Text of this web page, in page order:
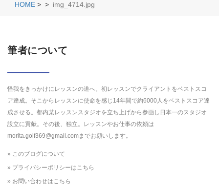
HOME > > img_4714.jpg
筆者について
怪我をきっかけにレッスンの道へ。初レッスンでクライアントをベストスコ
ア達成。そこからレッスンに使命を感じ14年間で約6000人をベストスコア達
成させる。都内某レッスンスタジオを立ち上げから参画し日本一のスタジオ
設立に貢献。その後、独立。レッスンやお仕事の依頼は
morita.golf369@gmail.comまでお願いします。
» このブログについて
» プライバシーポリシーはこちら
» お問い合わせはこちら